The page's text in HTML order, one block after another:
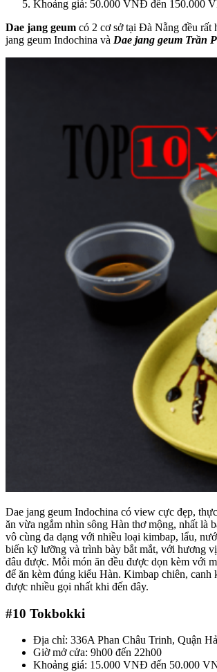
Khoảng giá: 50.000 VNĐ đến 150.000
Dae jang geum có 2 cơ sở tại Đà Nẵng đều rất
jang geum Indochina và Dae jang geum Trần
Dae jang geum Indochina có view cực đẹp,
ăn vừa ngắm nhìn sông Hàn thơ mộng, nhất là
vô cùng đa dạng với nhiều loại kimbap, lẩu,
biến kỹ lưỡng và trình bày bắt mắt, với hương
đâu được. Mỗi món ăn đều được dọn kèm với
để ăn kèm đúng kiểu Hàn. Kimbap chiên, canh
được nhiều gọi nhất khi đến đây.
#10 Tokbokki
Địa chỉ: 336A Phan Châu Trinh, Quận
Giờ mở cửa: 9h00 đến 22h00
Khoảng giá: 15.000 VNĐ đến 50.000